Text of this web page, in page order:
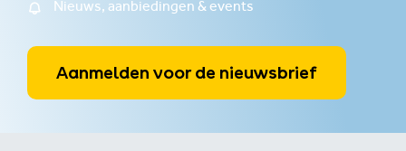
Nieuws, aanbiedingen & events
Aanmelden voor de nieuwsbrief